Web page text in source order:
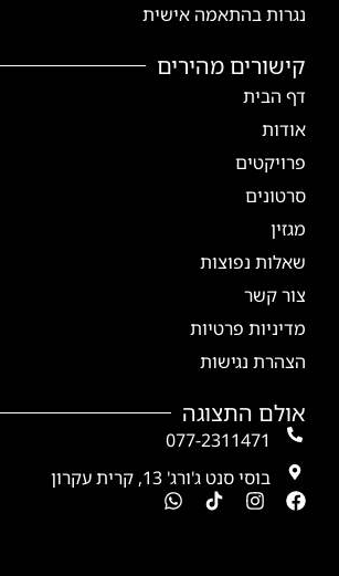
נגרות בהתאמה אישית
קישורים מהירים
דף הבית
אודות
פרויקטים
סרטונים
מגזין
שאלות נפוצות
צור קשר
מדיניות פרטיות
הצהרת נגישות
אולם התצוגה
077-2311471
בוסי סנט ג'ורג' 13, קרית עקרון